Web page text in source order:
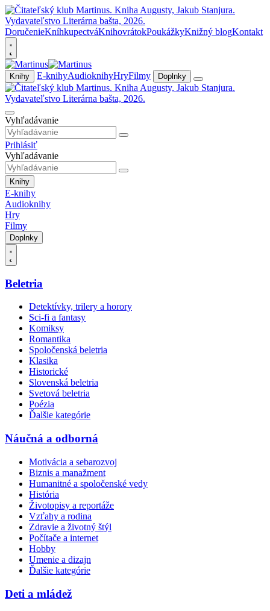
DoručenieKníhkupectváKnihovrátokPoukážkyKnižný blogKontakt
Knihy E-knihyAudioknihyHryFilmy Doplnky
Vyhľadávanie
Prihlásiť
Vyhľadávanie
Knihy
E-knihy
Audioknihy
Hry
Filmy
Doplnky
Beletria
Detektívky, trilery a horory
Sci-fi a fantasy
Komiksy
Romantika
Spoločenská beletria
Klasika
Historické
Slovenská beletria
Svetová beletria
Poézia
Ďalšie kategórie
Náučná a odborná
Motivácia a sebarozvoj
Biznis a manažment
Humanitné a spoločenské vedy
História
Životopisy a reportáže
Vzťahy a rodina
Zdravie a životný štýl
Počítače a internet
Hobby
Umenie a dizajn
Ďalšie kategórie
Deti a mládež